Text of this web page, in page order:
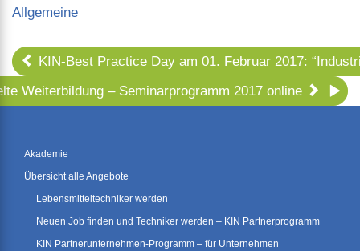
Categories
Allgemeine
KIN-Best Practice Day am 01. Februar 2017:
Weiterbildung – Seminarprogramm 2017 online
Akademie
Übersicht alle Angebote
Lebensmitteltechniker werden
Neuen Job finden und Techniker werden – KIN Partnerprogramm
KIN Partnerunternehmen-Programm – für Unternehmen